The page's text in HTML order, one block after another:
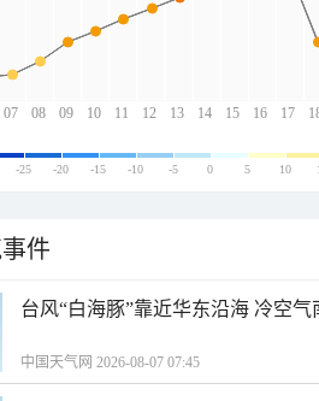
07 08 09 10 11 12 13 14 15 16 17
-25 -20 -15 -10 -5 0 5 10
件
台风“白海豚”靠近华东沿海 冷空
中国天气网 2026-08-07 07:45